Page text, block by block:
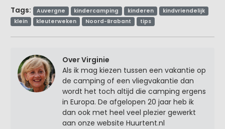
Tags: Auvergne kindercamping kinderen
kindvriendelijk
klein
kleuterweken Noord-Brabant tips
Over Virginie
Als ik mag kiezen tussen een vakantie op
de camping of een vliegvakantie dan
wordt het toch altijd die camping ergens
in Europa. De afgelopen 20 jaar heb ik
dan ook met heel veel plezier gewerkt
aan onze website Huurtent.nl